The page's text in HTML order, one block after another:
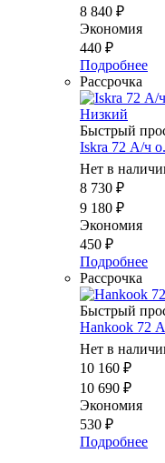
8 840 ₽
Экономия
440 ₽
Подробнее
Рассрочка
Быстрый
Iskra 72 А/ч
Нет в
8 730 ₽
9 180 ₽
Экономия
450 ₽
Подробнее
Рассрочка
Быстрый
Hankook 72
Нет в
10 160 ₽
10 690 ₽
Экономия
530 ₽
Подробнее